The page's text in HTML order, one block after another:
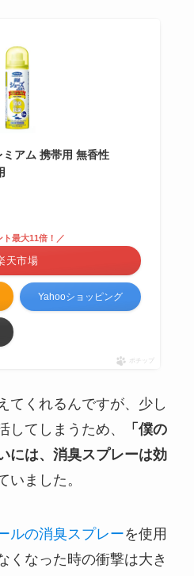
アム 携帯用 無香性
ト最大11倍！／
天市場
Yahooショッピング
ポチップ
てくれるんですが、少し
してしまうため、
「僕の
には、消臭スプレーは効
いました。
ルの消臭スプレーを使用
くなった時の衝撃は大き